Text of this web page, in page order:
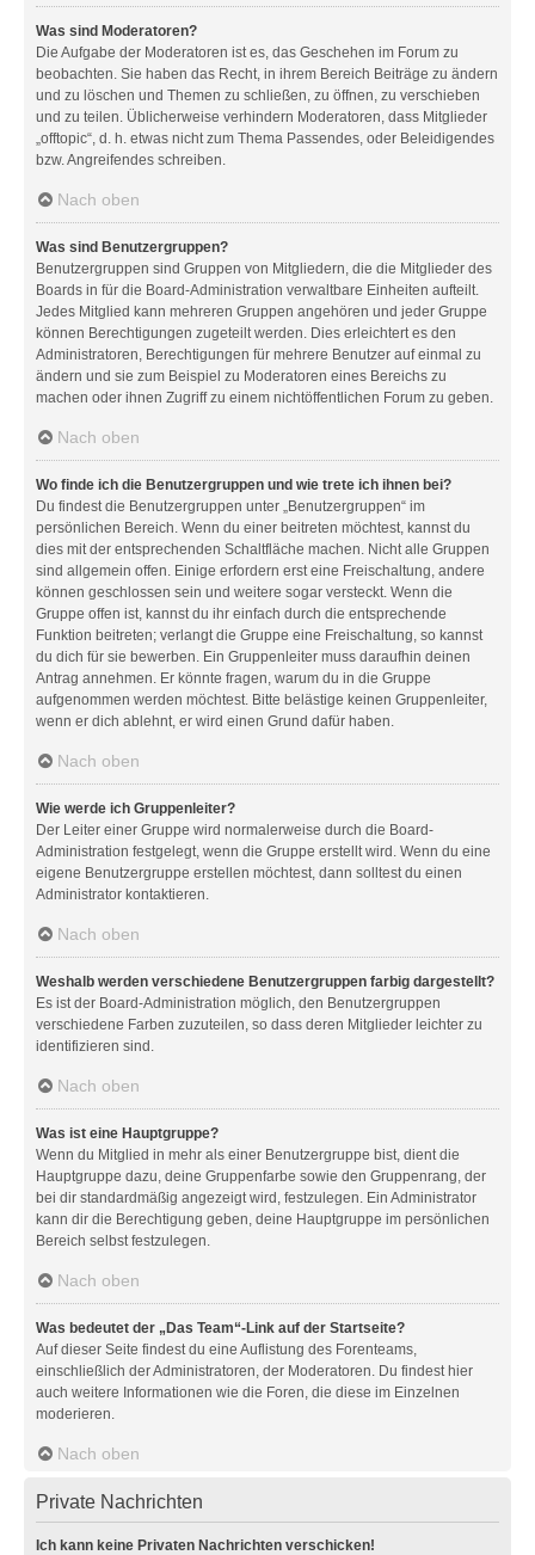
Was sind Moderatoren?
Die Aufgabe der Moderatoren ist es, das Geschehen im Forum zu
beobachten. Sie haben das Recht, in ihrem Bereich Beiträge zu ändern
und zu löschen und Themen zu schließen, zu öffnen, zu verschieben
und zu teilen. Üblicherweise verhindern Moderatoren, dass Mitglieder
„offtopic“, d. h. etwas nicht zum Thema Passendes, oder Beleidigendes
bzw. Angreifendes schreiben.
Nach oben
Was sind Benutzergruppen?
Benutzergruppen sind Gruppen von Mitgliedern, die die Mitglieder des
Boards in für die Board-Administration verwaltbare Einheiten aufteilt.
Jedes Mitglied kann mehreren Gruppen angehören und jeder Gruppe
können Berechtigungen zugeteilt werden. Dies erleichtert es den
Administratoren, Berechtigungen für mehrere Benutzer auf einmal zu
ändern und sie zum Beispiel zu Moderatoren eines Bereichs zu
machen oder ihnen Zugriff zu einem nichtöffentlichen Forum zu geben.
Nach oben
Wo finde ich die Benutzergruppen und wie trete ich ihnen bei?
Du findest die Benutzergruppen unter „Benutzergruppen“ im
persönlichen Bereich. Wenn du einer beitreten möchtest, kannst du
dies mit der entsprechenden Schaltfläche machen. Nicht alle Gruppen
sind allgemein offen. Einige erfordern erst eine Freischaltung, andere
können geschlossen sein und weitere sogar versteckt. Wenn die
Gruppe offen ist, kannst du ihr einfach durch die entsprechende
Funktion beitreten; verlangt die Gruppe eine Freischaltung, so kannst
du dich für sie bewerben. Ein Gruppenleiter muss daraufhin deinen
Antrag annehmen. Er könnte fragen, warum du in die Gruppe
aufgenommen werden möchtest. Bitte belästige keinen Gruppenleiter,
wenn er dich ablehnt, er wird einen Grund dafür haben.
Nach oben
Wie werde ich Gruppenleiter?
Der Leiter einer Gruppe wird normalerweise durch die Board-
Administration festgelegt, wenn die Gruppe erstellt wird. Wenn du eine
eigene Benutzergruppe erstellen möchtest, dann solltest du einen
Administrator kontaktieren.
Nach oben
Weshalb werden verschiedene Benutzergruppen farbig dargestellt?
Es ist der Board-Administration möglich, den Benutzergruppen
verschiedene Farben zuzuteilen, so dass deren Mitglieder leichter zu
identifizieren sind.
Nach oben
Was ist eine Hauptgruppe?
Wenn du Mitglied in mehr als einer Benutzergruppe bist, dient die
Hauptgruppe dazu, deine Gruppenfarbe sowie den Gruppenrang, der
bei dir standardmäßig angezeigt wird, festzulegen. Ein Administrator
kann dir die Berechtigung geben, deine Hauptgruppe im persönlichen
Bereich selbst festzulegen.
Nach oben
Was bedeutet der „Das Team“-Link auf der Startseite?
Auf dieser Seite findest du eine Auflistung des Forenteams,
einschließlich der Administratoren, der Moderatoren. Du findest hier
auch weitere Informationen wie die Foren, die diese im Einzelnen
moderieren.
Nach oben
Private Nachrichten
Ich kann keine Privaten Nachrichten verschicken!